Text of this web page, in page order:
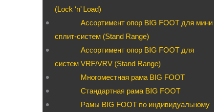
(Lock ‘n’ Load)
Ассортимент опор BIG FOOT для мини
сплит-систем (Stand Range)
Ассортимент опор BIG FOOT для
систем VRF/VRV (Stand Range)
Многоместная рама BIG FOOT
Стандартная рама BIG FOOT
Рамы BIG FOOT по индивидуальному